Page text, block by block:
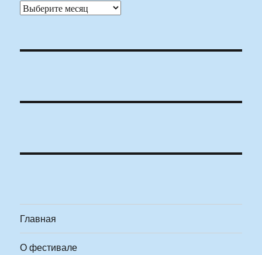
Архивы
Главная
О фестивале